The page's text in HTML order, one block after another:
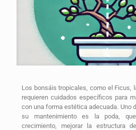
Los bonsáis tropicales, como el Ficus,
requieren cuidados específicos para
con una forma estética adecuada. Uno
su mantenimiento es la poda,
crecimiento, mejorar la estructura